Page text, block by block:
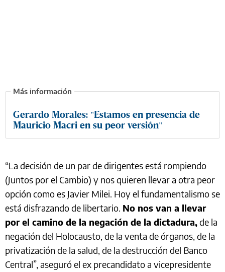
Gerardo Morales: "Estamos en presencia de
Mauricio Macri en su peor versión"
“La decisión de un par de dirigentes está rompiendo
(Juntos por el Cambio) y nos quieren llevar a otra peor
opción como es Javier Milei. Hoy el fundamentalismo se
está disfrazando de libertario. No nos van a llevar
por el camino de la negación de la dictadura,de la
negación del Holocausto, de la venta de órganos, de la
privatización de la salud, de la destrucción del Banco
Central”, aseguró el ex precandidato a vicepresidente